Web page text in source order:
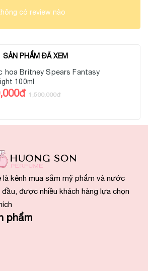
có review nào
SẢN PHẨM ĐÃ XEM
hoa Britney Spears Fantasy
100ml
1,500,000đ
là kênh mua sắm mỹ phẩm và nước
được nhiều khách hàng lựa chọn
phẩm